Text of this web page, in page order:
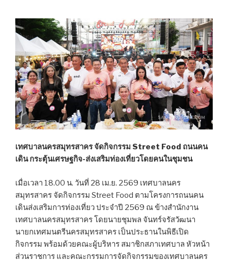
เทศบาลนครสมุทรสาคร จัดกิจกรรม Street Food ถนนคน
เดิน กระตุ้นเศรษฐกิจ-ส่งเสริมท่องเที่ยวโดยคนในชุมชน
เมื่อเวลา 18.00 น. วันที่ 28 เม.ย. 2569 เทศบาลนคร
สมุทรสาคร จัดกิจกรรม Street Food ตามโครงการถนนคน
เดินส่งเสริมการท่องเที่ยว ประจำปี 2569 ณ ข้างสำนักงาน
เทศบาลนครสมุทรสาคร โดยนายชุมพล จันทร์จรัสวัฒนา
นายกเทศมนตรีนครสมุทรสาคร เป็นประธานในพิธีเปิด
กิจกรรม พร้อมด้วยคณะผู้บริหาร สมาชิกสภาเทศบาล หัวหน้า
ส่วนราชการ และคณะกรรมการจัดกิจกรรมของเทศบาลนคร